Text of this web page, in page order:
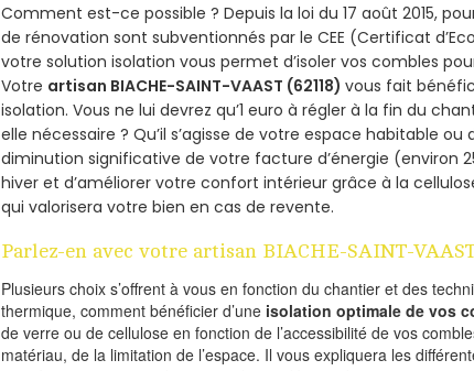
Comment est-ce possible ? Depuis la loi du 17 août 2015,
de rénovation sont subventionnés par le CEE (Certificat
votre solution isolation vous permet d’isoler vos combles
Votre artisan BIACHE-SAINT-VAAST (62118)vous fait
isolation. Vous ne lui devrez qu’1 euro à régler à la fin du
elle nécessaire ? Qu’il s’agisse de votre espace habitable
diminution significative de votre facture d’énergie (environ
hiver et d’améliorer votre confort intérieur grâce à la
qui valorisera votre bien en cas de revente.
Parlez-en avec votre artisan BIACHE-SAINT-
Plusieurs choix s’offrent à vous en fonction du chantier et des
thermique, comment bénéficier d’une isolation optimale de vos
de verre ou de cellulose en fonction de l’accessibilité de vos
matériau, de la limitation de l’espace. Il vous expliquera les